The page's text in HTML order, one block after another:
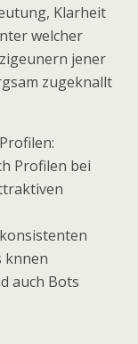
Klarheit
welcher
jener
zugeknallt
Profilen bei
knnen
auch Bots